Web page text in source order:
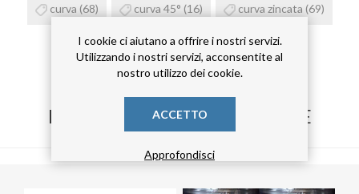
curva (68) curva 45° (16) curva zincata (69)
curva risvoltata (69)
HANNO ACQUISTATO ANCHE
I cookie ci aiutano a offrire i nostri servizi.
Utilizzando i nostri servizi, acconsentite al
nostro utilizzo dei cookie.
ACCETTO
Approfondisci